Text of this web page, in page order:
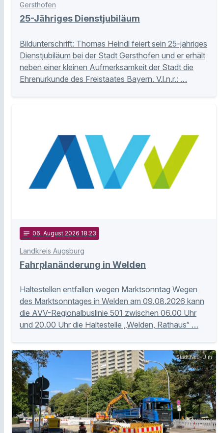
Gersthofen
25-Jähriges Dienstjubiläum
Bildunterschrift: Thomas Heindl feiert sein 25-jähriges
Dienstjubiläum bei der Stadt Gersthofen und er erhält
neben einer kleinen Aufmerksamkeit der Stadt die
Ehrenurkunde des Freistaates Bayern. V.l.n.r.: …
notes 06. August 2026 18:23
Landkreis Augsburg
Fahrplanänderung in Welden
Haltestellen entfallen wegen Marktsonntag Wegen
des Marktsonntages in Welden am 09.08.2026 kann
die AVV-Regionalbuslinie 501 zwischen 06.00 Uhr
und 20.00 Uhr die Haltestelle „Welden, Rathaus“ …
Stadt Neu-Ulm